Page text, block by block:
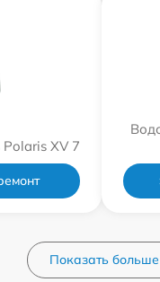
XV 7
Показать больше